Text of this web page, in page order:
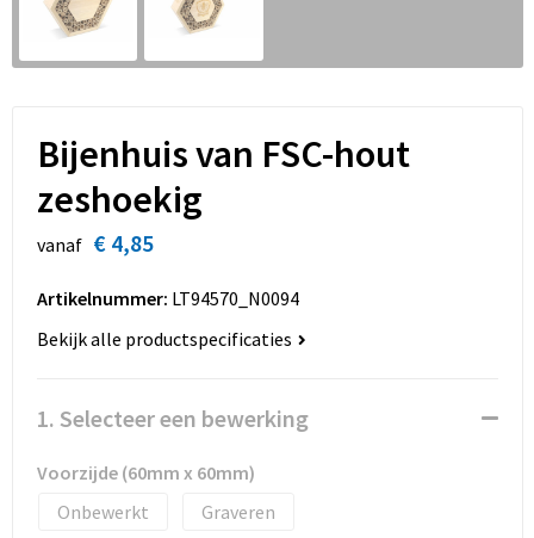
Sinterklaas
Sleutelhangers en Lanyards
Spellen voor binnen en buiten
Sport
Veiligheid, Auto en Fiets
Waterflesjes
Themapakketten
Overhemden
Strandtassen
Toilettassen
Accessoires voor tassen
Schoenentassen
Golftassen
Collegetassen
Draagtassen
Bijenhuis van FSC-hout
zeshoekig
vanaf € 4,85
Artikelnummer: LT94570_N0094
Bekijk alle productspecificaties
1. Selecteer een bewerking
Voorzijde (60mm x 60mm)
Onbewerkt
Graveren